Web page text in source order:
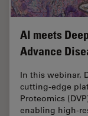
AI meets
Advance
In this webinar,
cutting-edge
Proteomics
enabling high-